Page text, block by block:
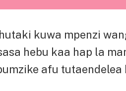
kuwa mpenzi
hebu kaa hap la
afu tutaendelea